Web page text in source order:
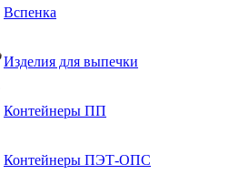
Вспенка
Изделия для выпечки
Контейнеры ПП
Контейнеры ПЭТ-ОПС